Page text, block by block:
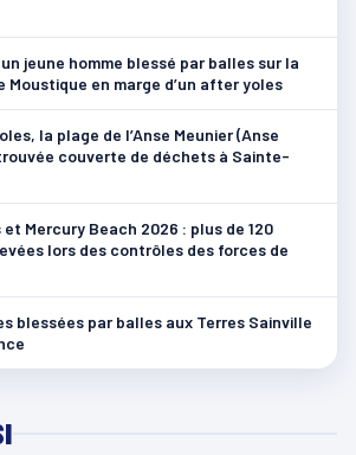
jeune homme blessé par balles sur la
Moustique en marge d’un after yoles
la plage de l’Anse Meunier (Anse
couverte de déchets à Sainte-
et Mercury Beach 2026 : plus de 120
lors des contrôles des forces de
blessées par balles aux Terres Sainville